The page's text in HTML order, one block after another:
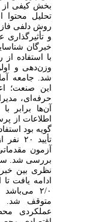
بخش کیفی از
تحلیل محتوا
روش دلفی
و تأثیرگذاری
خبرگان
با استفاده از
وزن‌دهی و
شد. جامعه
این صنعت؛ اعم
حرفه‌ای،
گویه بود
تأیید
بررسی شد. سپس
نظری بین
ادامه یافت تا
۲/۰ می‌باشد
متوقف شد.
عملکردی